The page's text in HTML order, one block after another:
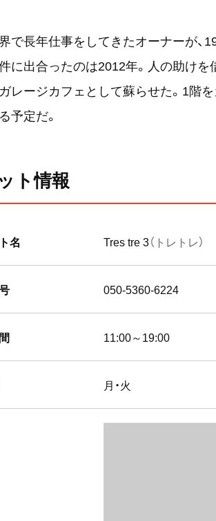
で長年仕事をしてきたオーナーが、
に出合ったのは2012年。人の助けを
レージカフェとして蘇らせた。1階
予定だ。
ト情報
名 Tres tre 3（トレトレ）
050-5360-6224
11:00～19:00
月・火